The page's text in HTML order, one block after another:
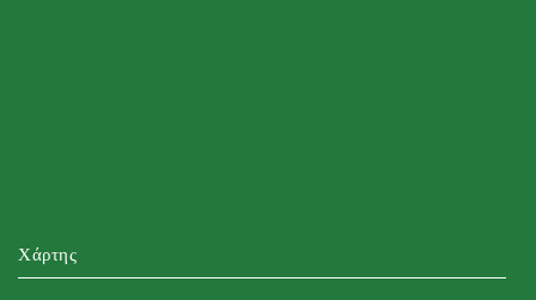
Χάρτης